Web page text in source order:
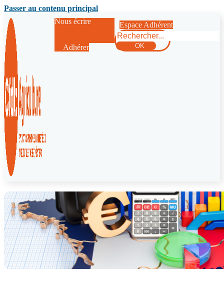
Passer au contenu principal
Nous écrire
Adhérer
Espace Adhérent
Rechercher
OK